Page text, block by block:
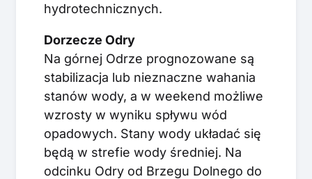
hydrotechnicznych.
Dorzecze Odry
Na górnej Odrze prognozowane są
stabilizacja lub nieznaczne wahania
stanów wody, a w weekend możliwe
wzrosty w wyniku spływu wód
opadowych. Stany wody układać się
będą w strefie wody średniej. Na
odcinku Odry od Brzegu Dolnego do